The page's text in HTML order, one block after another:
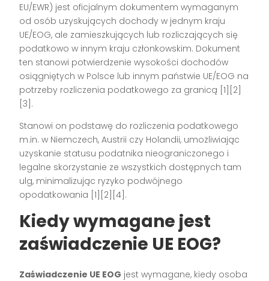
EU/EWR) jest oficjalnym dokumentem wymaganym
od osób uzyskujących dochody w jednym kraju
UE/EOG, ale zamieszkujących lub rozliczających się
podatkowo w innym kraju członkowskim. Dokument
ten stanowi potwierdzenie wysokości dochodów
osiągniętych w Polsce lub innym państwie UE/EOG na
potrzeby rozliczenia podatkowego za granicą [1][2]
[3] .
Stanowi on podstawę do rozliczenia podatkowego
m.in. w Niemczech, Austrii czy Holandii, umożliwiając
uzyskanie statusu podatnika nieograniczonego i
legalne skorzystanie ze wszystkich dostępnych tam
ulg, minimalizując ryzyko podwójnego
opodatkowania [1][2][4] .
Kiedy wymagane jest
zaświadczenie UE EOG?
Zaświadczenie UE EOG jest wymagane, kiedy osoba